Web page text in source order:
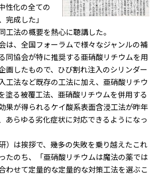
性化の全ての
完成した」
工法の概要を熱心に聴講した。
は、全国フォーラムで様々なジャンルの補
同協会が特に推奨する亜硝酸リチウムを用
画したもので、ひび割れ注入のシリンダー
工法など既存の工法に加え、亜硝酸リチウ
塗る被覆工法、亜硝酸リチウムを併用する
果が得られるケイ酸系表面含浸工法が昨年
あらゆる劣化症状に対応できるようになっ
）は挨拶で、幾多の失敗を乗り越えたこれ
たのち、「亜硝酸リチウムは魔法の薬では
わせて定量的な定量的な対策工法を選ぶこ